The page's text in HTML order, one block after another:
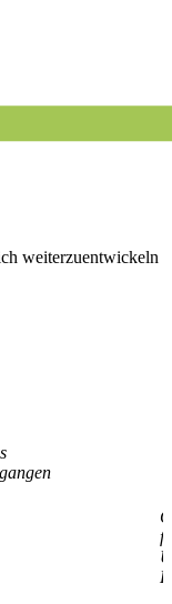
weiterzuentwickeln